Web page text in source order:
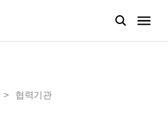
협력기관